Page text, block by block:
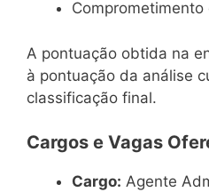
Comprometimento
A pontuação obtida na
à pontuação da análise
classificação final.
Cargos e Vagas
Cargo: Agente